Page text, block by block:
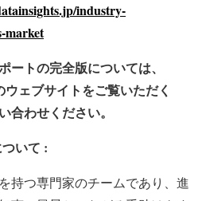
industry-
market
ートの完全版については、
ウェブサイトをご覧いただく
合わせください。
いて :
持つ専門家のチームであり、進